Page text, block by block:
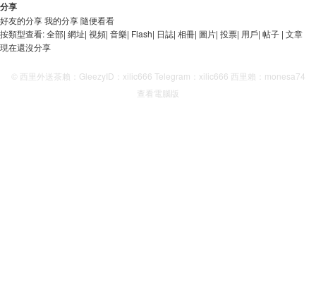
分享
好友的分享我的分享隨便看看
按類型查看:全部| 網址| 視頻| 音樂| Flash| 日誌| 相冊| 圖片| 投票| 用戶| 帖子 | 文章
現在還沒分享
© 西里外送茶賴：GleezyID：xilic666 Telegram：xilic666 西里賴：monesa74
查看電腦版